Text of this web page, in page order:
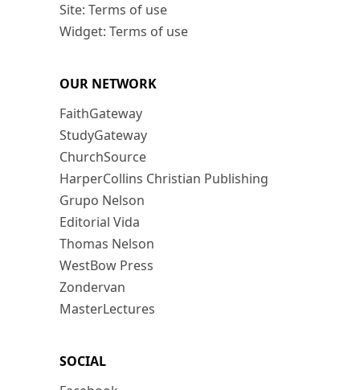
Site: Terms of use
Widget: Terms of use
OUR NETWORK
FaithGateway
StudyGateway
ChurchSource
HarperCollins Christian Publishing
Grupo Nelson
Editorial Vida
Thomas Nelson
WestBow Press
Zondervan
MasterLectures
SOCIAL